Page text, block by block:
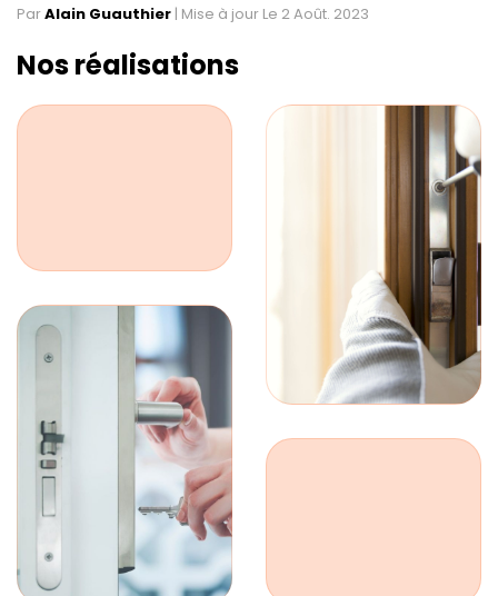
ParAlain Guauthier | Mise à jour Le 2 Août. 2023
Nos réalisations